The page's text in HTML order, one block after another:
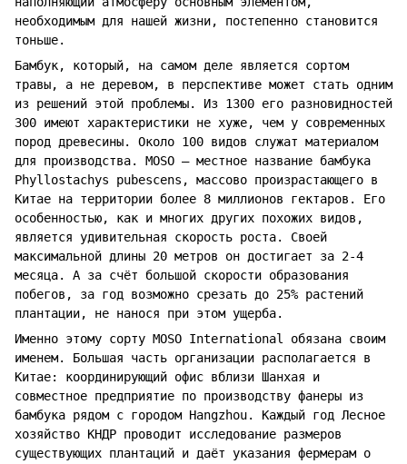
необходимым для нашей жизни, постепенно становится
тоньше.
Бамбук, который, на самом деле является сортом
травы, а не деревом, в перспективе может стать одним
из решений этой проблемы. Из 1300 его разновидностей
300 имеют характеристики не хуже, чем у современных
пород древесины. Около 100 видов служат материалом
для производства. MOSO ― местное название бамбука
Phyllostachys pubescens, массово произрастающего в
Китае на территории более 8 миллионов гектаров. Его
особенностью, как и многих других похожих видов,
является удивительная скорость роста. Своей
максимальной длины 20 метров он достигает за 2-4
месяца. А за счёт большой скорости образования
побегов, за год возможно срезать до 25% растений
плантации, не нанося при этом ущерба.
Именно этому сорту MOSO International обязана своим
именем. Большая часть организации располагается в
Китае: координирующий офис вблизи Шанхая и
совместное предприятие по производству фанеры из
бамбука рядом с городом Hangzhou. Каждый год Лесное
хозяйство КНДР проводит исследование размеров
существующих плантаций и даёт указания фермерам о